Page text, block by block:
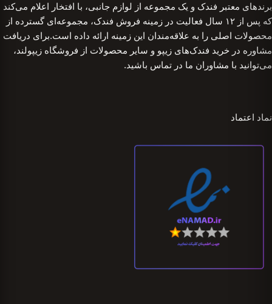
برندهای معتبر فندک و یک مجموعه از لوازم جانبی، با افتخار اعلام می‌کند
که پس از ۱۲ سال فعالیت در زمینه فروش فندک، مجموعه‌ای گسترده از
محصولات اصلی را به علاقه‌مندان این زمینه ارائه داده است.برای دریافت
مشاوره در خرید فندک‌های زیپو و سایر محصولات از فروشگاه زیپولند،
می‌توانید با مشاوران ما در تماس باشید.
نماد اعتماد